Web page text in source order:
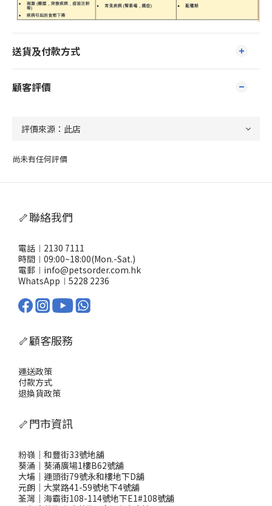
送貨及付款方式
顧客評價
尚未有任何評價
🦴聯絡我們
電話︱2130 7111
時間︱09:00~18:00(Mon.-Sat.)
電郵︱info@petsorder.com.hk
WhatsApp︱ 5228 2236
🦴顧客服務
運送政策
付款方式
退換貨政策
🦴門市資訊
粉嶺｜和豐街33號地舖
葵涌｜葵涌廣場1樓B62號舖
大埔｜運頭街79號永和樓地下D舖
元朗｜大棠路41-59號地下4號舖
荃灣｜海霸街108-114號地下E1#108號舖